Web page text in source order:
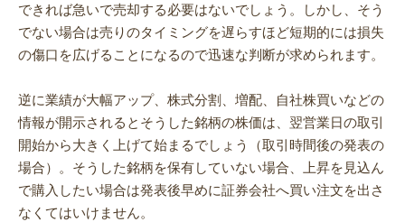
できれば急いで売却する必要はないでしょう。しかし、そう
でない場合は売りのタイミングを遅らすほど短期的には損失
の傷口を広げることになるので迅速な判断が求められます。
逆に業績が大幅アップ、株式分割、増配、自社株買いなどの
情報が開示されるとそうした銘柄の株価は、翌営業日の取引
開始から大きく上げて始まるでしょう（取引時間後の発表の
場合）。そうした銘柄を保有していない場合、上昇を見込ん
で購入したい場合は発表後早めに証券会社へ買い注文を出さ
なくてはいけません。